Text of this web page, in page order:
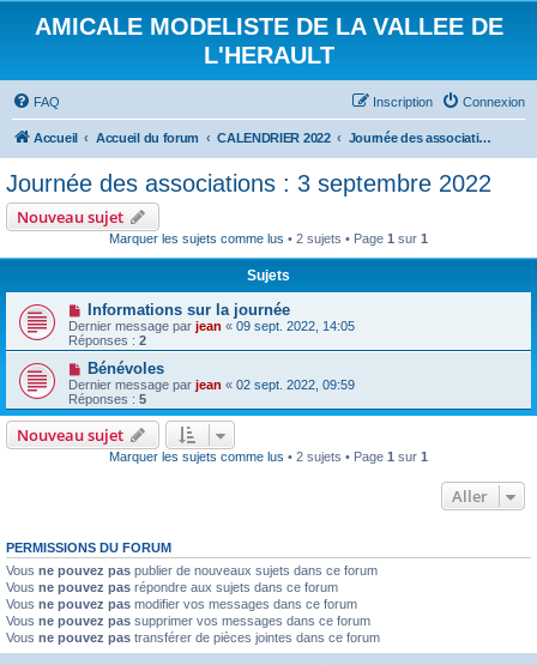
AMICALE MODELISTE DE LA VALLEE DE
L'HERAULT
FAQ Connexion
Inscription
Accueil Accueil du forum CALENDRIER 2022 Journée des associations : 3 septembre 2022
Journée des associations : 3 septembre 2022
Nouveau sujet
Marquer les sujets comme lus • 2 sujets • Page 1 sur 1
Sujets
Informations sur la journée
Dernier message par jean « 09 sept. 2022, 14:05
Réponses : 2
Bénévoles
Dernier message par jean « 02 sept. 2022, 09:59
Réponses : 5
Nouveau sujet
Marquer les sujets comme lus • 2 sujets • Page 1 sur 1
Aller
PERMISSIONS DU FORUM
Vous ne pouvez pas publier de nouveaux sujets dans ce forum
Vous ne pouvez pas répondre aux sujets dans ce forum
Vous ne pouvez pas modifier vos messages dans ce forum
Vous ne pouvez pas supprimer vos messages dans ce forum
Vous ne pouvez pas transférer de pièces jointes dans ce forum